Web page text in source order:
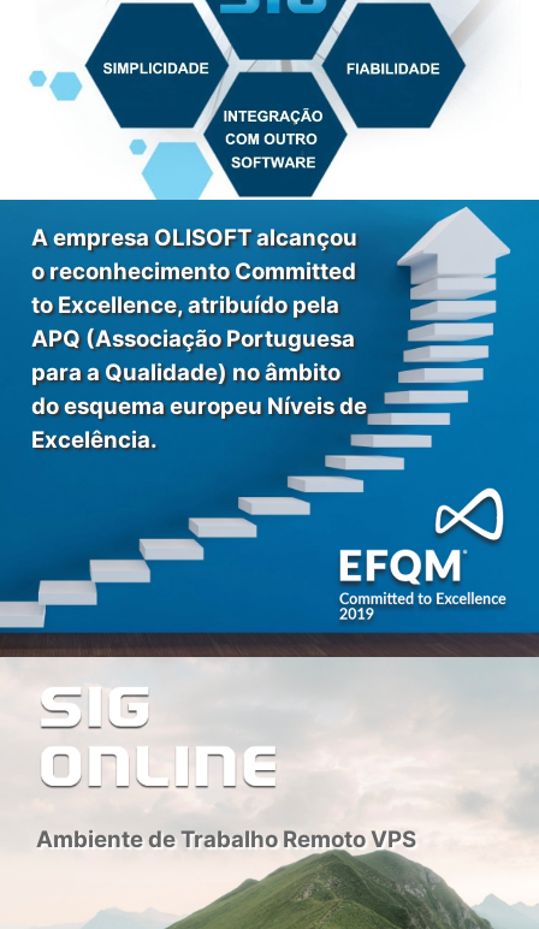
A empresa OLISOFT alcançou
o reconhecimento Committed
to Excellence, atribuído pela
APQ (Associação Portuguesa
para a Qualidade) no âmbito
do esquema europeu Níveis de
Excelência.
Ambiente de Trabalho Remoto VPS